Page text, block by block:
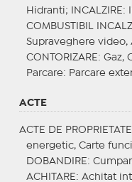
Hidranti;
INCALZIRE :
COMBUSTIBIL
Supraveghere video,
CONTORIZARE : Gaz,
Parcare: Parcare
ACTE
ACTE DE PROPRIETATE
energetic, Carte
DOBANDIRE :
ACHITARE : Achitat